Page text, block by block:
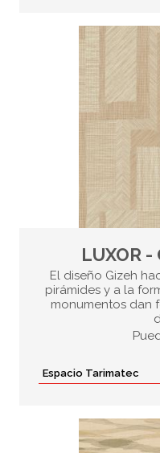
LUXOR -
El diseño Gizeh
pirámides y a la
monumentos dan
Espacio Tarimatec